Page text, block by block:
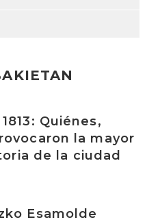
Quiénes,
la mayor
de la ciudad
Esamolde